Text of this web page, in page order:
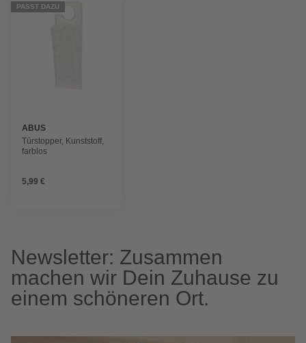
PASST DAZU
ABUS
Türstopper, Kunststoff,
farblos
5,99 €
Newsletter: Zusammen
machen wir Dein Zuhause zu
einem schöneren Ort.